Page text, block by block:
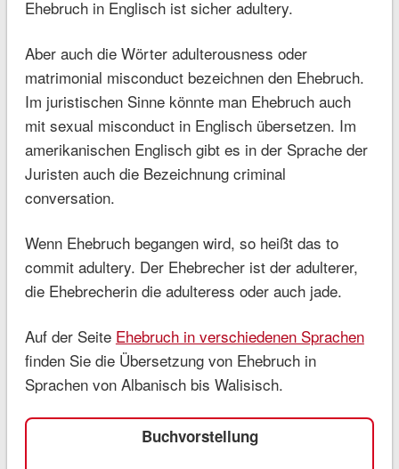
Ehebruch in Englisch ist sicher adultery.
Aber auch die Wörter adulterousness oder
matrimonial misconduct bezeichnen den Ehebruch.
Im juristischen Sinne könnte man Ehebruch auch
mit sexual misconduct in Englisch übersetzen. Im
amerikanischen Englisch gibt es in der Sprache der
Juristen auch die Bezeichnung criminal
conversation.
Wenn Ehebruch begangen wird, so heißt das to
commit adultery. Der Ehebrecher ist der adulterer,
die Ehebrecherin die adulteress oder auch jade.
Auf der Seite Ehebruch in verschiedenen Sprachen
finden Sie die Übersetzung von Ehebruch in
Sprachen von Albanisch bis Walisisch.
Buchvorstellung